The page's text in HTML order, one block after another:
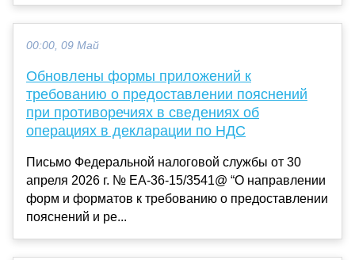
00:00, 09 Май
Обновлены формы приложений к
требованию о предоставлении пояснений
при противоречиях в сведениях об
операциях в декларации по НДС
Письмо Федеральной налоговой службы от 30
апреля 2026 г. № ЕА-36-15/3541@ “О направлении
форм и форматов к требованию о предоставлении
пояснений и ре...